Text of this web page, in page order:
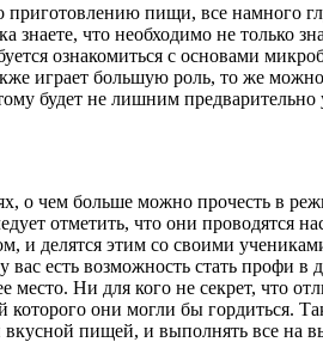
приготовлению пищи, все намного
знаете, что необходимо не только
ознакомиться с основами
играет большую роль, то же
будет не лишним предварительно
о чем больше можно прочесть в
отметить, что они проводятся
и делятся этим со своими
вас есть возможность стать профи
место. Ни для кого не секрет, что
которого они могли бы гордиться.
пищей, и выполнять все на